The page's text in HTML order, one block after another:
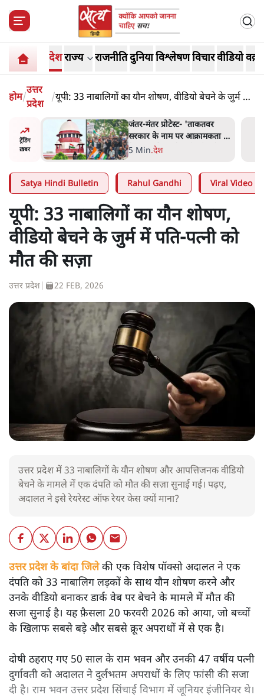
देशराज्य राजनीतिदुनियाविश्लेषणविचारवीडियो
होम/
उत्तर
प्रदेश
/यूपी: 33 नाबालिगों का यौन शोषण, वीडियो बेचने के जुर्म में
ट्रेंडिंग
ख़बर
न
सुने':
जंतर मंतर प्रोटेस्ट: 'युवाओं को
प्रताड़ित किया जा रहा है, पर मोदी-
शाह में बोलने की हिम्मत नहीं'-
7 Min.देश
Satya Hindi Bulletin Rahul Gandhi Viral Video
यूपी: 33 नाबालिगों का यौन शोषण,
वीडियो बेचने के जुर्म में पति-पत्नी को
मौत की सज़ा
उत्तर प्रदेश 22 FEB, 2026
उत्तर प्रदेश में 33 नाबालिगों के यौन शोषण और आपत्तिजनक वीडियो
बेचने के मामले में एक दंपति को मौत की सज़ा सुनाई गई। पढ़ए,
अदालत ने इसे रेयरेस्ट ऑफ रेयर केस क्यों माना?
उत्तर प्रदेश के बांदा जिलेकी एक विशेष पॉक्सो अदालत ने एक
दंपति को 33 नाबालिग लड़कों के साथ यौन शोषण करने और
उनके वीडियो बनाकर डार्क वेब पर बेचने के मामले में मौत की
सजा सुनाई है। यह फ़ैसला 20 फरवरी 2026 को आया, जो बच्चों
के खिलाफ सबसे बड़े और सबसे क्रूर अपराधों में से एक है।
दोषी ठहराए गए 50 साल के राम भवन और उनकी 47 वर्षीय पत्नी
दुर्गावती को अदालत ने दुर्लभतम अपराधों के लिए फांसी की सजा
दी है। राम भवन उत्तर प्रदेश सिंचाई विभाग में जूनियर इंजीनियर थे।